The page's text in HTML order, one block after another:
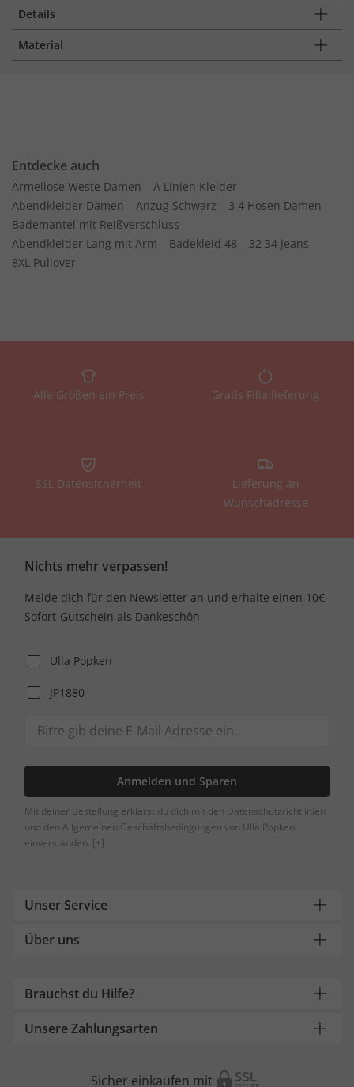
Details
Material
Entdecke auch
Ärmellose Weste Damen
A Linien Kleider
Abendkleider Damen
Anzug Schwarz
3 4 Hosen Damen
Bademantel mit Reißverschluss
Abendkleider Lang mit Arm
Badekleid 48
32 34 Jeans
8XL Pullover
Alle Größen ein Preis Gratis Filiallieferung
SSL Datensicherheit
Lieferung an
Wunschadresse
Nichts mehr verpassen!
Melde dich für den Newsletter an und erhalte einen 10€
Sofort-Gutschein als Dankeschön
Ulla Popken
JP1880
Anmelden und Sparen
Mit deiner Bestellung erklärst du dich mit den Datenschutzrichtlinien
und den Allgemeinen Geschäftsbedingungen von Ulla Popken
einverstanden. [+]
Unser Service
Über uns
Brauchst du Hilfe?
Unsere Zahlungsarten
Sicher einkaufen mit